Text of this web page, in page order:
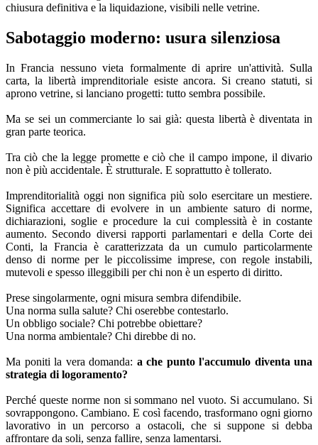
Sabotaggio moderno: usura silenziosa
In Francia nessuno vieta formalmente di aprire un'attività. Sulla
carta, la libertà imprenditoriale esiste ancora. Si creano statuti, si
aprono vetrine, si lanciano progetti: tutto sembra possibile.
Ma se sei un commerciante lo sai già: questa libertà è diventata in
gran parte teorica.
Tra ciò che la legge promette e ciò che il campo impone, il divario
non è più accidentale. È strutturale. E soprattutto è tollerato.
Imprenditorialità oggi non significa più solo esercitare un mestiere.
Significa accettare di evolvere in un ambiente saturo di norme,
dichiarazioni, soglie e procedure la cui complessità è in costante
aumento. Secondo diversi rapporti parlamentari e della Corte dei
Conti, la Francia è caratterizzata da un cumulo particolarmente
denso di norme per le piccolissime imprese, con regole instabili,
mutevoli e spesso illeggibili per chi non è un esperto di diritto.
Prese singolarmente, ogni misura sembra difendibile.
Una norma sulla salute? Chi oserebbe contestarlo.
Un obbligo sociale? Chi potrebbe obiettare?
Una norma ambientale? Chi direbbe di no.
Ma poniti la vera domanda: a che punto l'accumulo diventa una
strategia di logoramento?
Perché queste norme non si sommano nel vuoto. Si accumulano. Si
sovrappongono. Cambiano. E così facendo, trasformano ogni giorno
lavorativo in un percorso a ostacoli, che si suppone si debba
affrontare da soli, senza fallire, senza lamentarsi.